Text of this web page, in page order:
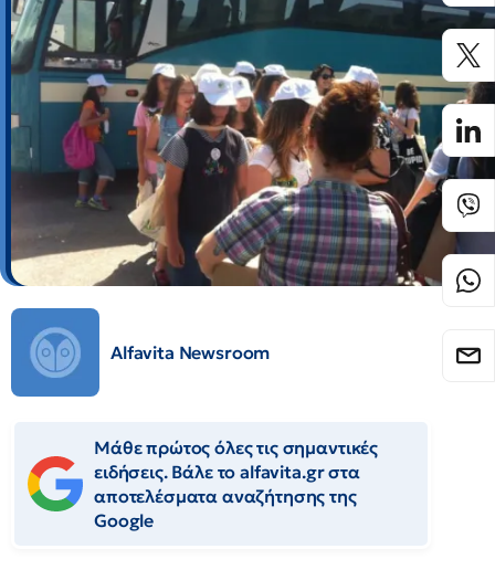
Alfavita Newsroom
Μάθε πρώτος όλες τις σημαντικές
ειδήσεις. Βάλε το alfavita.gr στα
αποτελέσματα αναζήτησης της
Google